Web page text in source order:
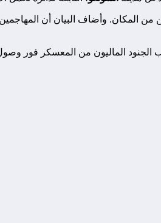
المكان. وأضاف البيان أن
الماليون من المعسكر فور وصول